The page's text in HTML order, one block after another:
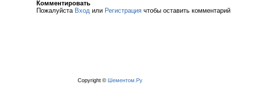
Комментировать
Пожалуйста Вход или Регистрация чтобы оставить комментарий
Copyright © Шементом.Ру